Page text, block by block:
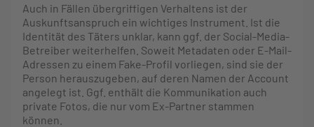
Auch in Fällen übergriffigen Verhaltens ist der
Auskunftsanspruch ein wichtiges Instrument. Ist die
Identität des Täters unklar, kann ggf. der Social-Media-
Betreiber weiterhelfen. Soweit Metadaten oder E-Mail-
Adressen zu einem Fake-Profil vorliegen, sind sie der
Person herauszugeben, auf deren Namen der Account
angelegt ist. Ggf. enthält die Kommunikation auch
private Fotos, die nur vom Ex-Partner stammen
können.